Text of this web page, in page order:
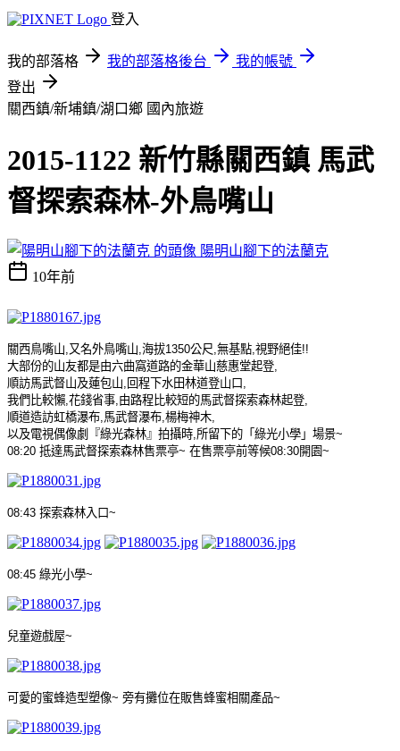
登入
我的部落格 我的部落格後台
我的帳號
登出
關西鎮/新埔鎮/湖口鄉 國內旅遊
2015-1122 新竹縣關西鎮 馬武
督探索森林-外鳥嘴山
陽明山腳下的法蘭克
10年前
關西鳥嘴山 又名外鳥嘴山 海拔1350公尺 無基點 視野絕佳!!
大部份的山友都是由六曲窩道路的金華山慈惠堂起登
順訪馬武督山及蓮包山 回程下水田林道登山口
我們比較懶 花錢省事 由路程比較短的馬武督探索森林起登
順道造訪虹橋瀑布 馬武督瀑布 楊梅神木
以及電視偶像劇『綠光森林』拍攝時 所留下的「綠光小學」場景~
08:20 抵達馬武督探索森林售票亭~ 在售票亭前等候08:30開園~
08:43 探索森林入口~
08:45 綠光小學~
兒童遊戲屋~
可愛的蜜蜂造型塑像~ 旁有攤位在販售蜂蜜相關產品~